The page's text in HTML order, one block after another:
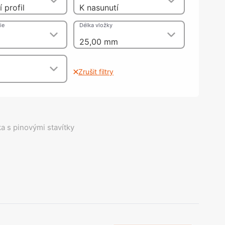
nohy, Nábytkové nohy a
nastavení
kluzáky a kolečka
profil K nasunutí
25,00 mm
Délka vložky
Zrušit filtry
s pinovými stavítky